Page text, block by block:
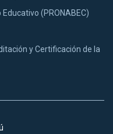
(PRONABEC)
y Certificación de la